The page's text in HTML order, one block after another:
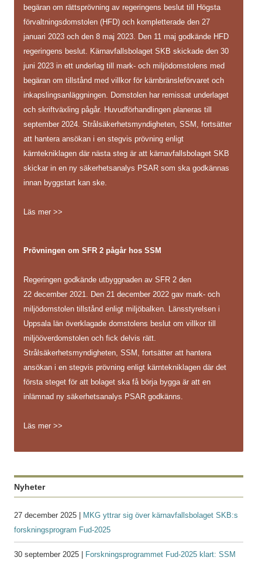
begäran om rättsprövning av regeringens beslut till Högsta
förvaltningsdomstolen (HFD) och kompletterade den 27
januari 2023 och den 8 maj 2023. Den 11 maj godkände HFD
regeringens beslut. Kärnavfallsbolaget SKB skickade den 30
juni 2023 in ett underlag till mark- och miljödomstolens med
begäran om tillstånd med villkor för kärnbränsleförvaret och
inkapslingsanläggningen. Domstolen har remissat underlaget
och skriftväxling pågår. Huvudförhandlingen planeras till
september 2024. Strålsäkerhetsmyndigheten, SSM, fortsätter
att hantera ansökan i en stegvis prövning enligt
kärntekniklagen där nästa steg är att kärnavfallsbolaget SKB
skickar in en ny säkerhetsanalys PSAR som ska godkännas
innan byggstart kan ske.
Läs mer >>
Prövningen om SFR 2 pågår hos SSM
Regeringen godkände utbyggnaden av SFR 2 den
22 december 2021. Den 21 december 2022 gav mark- och
miljödomstolen tillstånd enligt miljöbalken. Länsstyrelsen i
Uppsala län överklagade domstolens beslut om villkor till
miljööverdomstolen och fick delvis rätt.
Strålsäkerhetsmyndigheten, SSM, fortsätter att hantera
ansökan i en stegvis prövning enligt kärntekniklagen där det
första steget för att bolaget ska få börja bygga är att en
inlämnad ny säkerhetsanalys PSAR godkänns.
Läs mer >>
Nyheter
27 december 2025 |
MKG yttrar sig över kärnavfallsbolaget SKB:s
forskningsprogram Fud-2025
30 september 2025 |
Forskningsprogrammet Fud-2025 klart: SSM